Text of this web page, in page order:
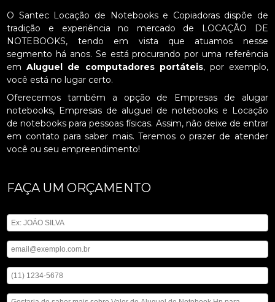
O Santec Locação de Notebooks e Copiadoras dispõe de
tradição e experiência no mercado de LOCAÇÃO DE
NOTEBOOKS, tendo em vista que atuamos nesse
segmento há anos. Se está procurando por uma referência
emAluguel de computadores portáteis, por exemplo,
você está no lugar certo.
Oferecemos também a opção de Empresas de alugar
notebooks, Empresas de aluguel de notebooks e Locação
de notebooks para pessoas físicas. Assim, não deixe de entrar
em contato para saber mais. Teremos o prazer de atender
você ou seu empreendimento!
FAÇA UM ORÇAMENTO